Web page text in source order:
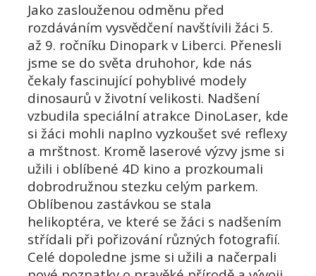
Jako zaslouženou odměnu před
rozdáváním vysvědčení navštívili žáci 5.
až 9. ročníku Dinopark v Liberci. Přenesli
jsme se do světa druhohor, kde nás
čekaly fascinující pohyblivé modely
dinosaurů v životní velikosti. Nadšení
vzbudila speciální atrakce DinoLaser, kde
si žáci mohli naplno vyzkoušet své reflexy
a mrštnost. Kromě laserové výzvy jsme si
užili i oblíbené 4D kino a prozkoumali
dobrodružnou stezku celým parkem.
Oblíbenou zastávkou se stala
helikoptéra, ve které se žáci s nadšením
střídali při pořizování různých fotografií.
Celé dopoledne jsme si užili a načerpali